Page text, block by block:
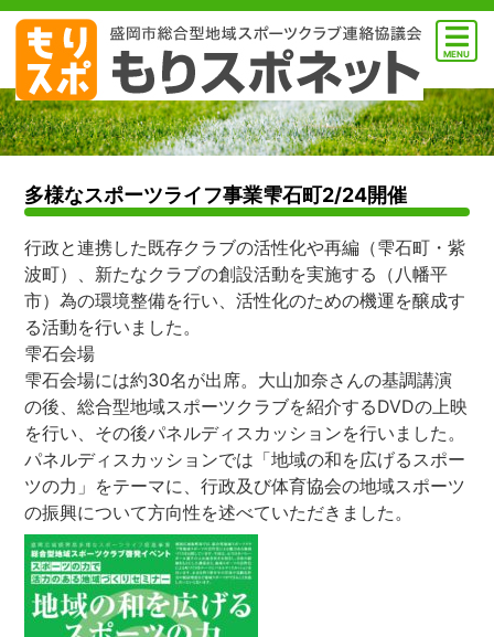
MENU
多様なスポーツライフ事業雫石町2/24開催
行政と連携した既存クラブの活性化や再編（雫石町・紫
波町）、新たなクラブの創設活動を実施する（八幡平
市）為の環境整備を行い、活性化のための機運を醸成す
る活動を行いました。
雫石会場
雫石会場には約30名が出席。大山加奈さんの基調講演
の後、総合型地域スポーツクラブを紹介するDVDの上映
を行い、その後パネルディスカッションを行いました。
パネルディスカッションでは「地域の和を広げるスポー
ツの力」をテーマに、行政及び体育協会の地域スポーツ
の振興について方向性を述べていただきました。